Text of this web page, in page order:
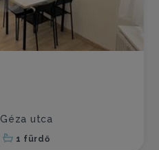
utca
1 fürdő